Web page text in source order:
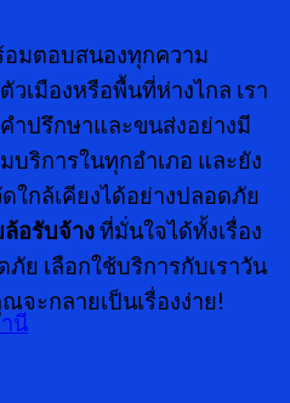
อมตอบสนองทุกความ
เมืองหรือพื้นที่ห่างไกล เรา
ปรึกษาและขนส่งอย่างมี
ริการในทุกอำเภอ และยัง
ใกล้เคียงได้อย่างปลอดภัย
อรับจ้างที่มั่นใจได้ทั้งเรื่อง
ย เลือกใช้บริการกับเราวัน
ะกลายเป็นเรื่องง่าย!
นี